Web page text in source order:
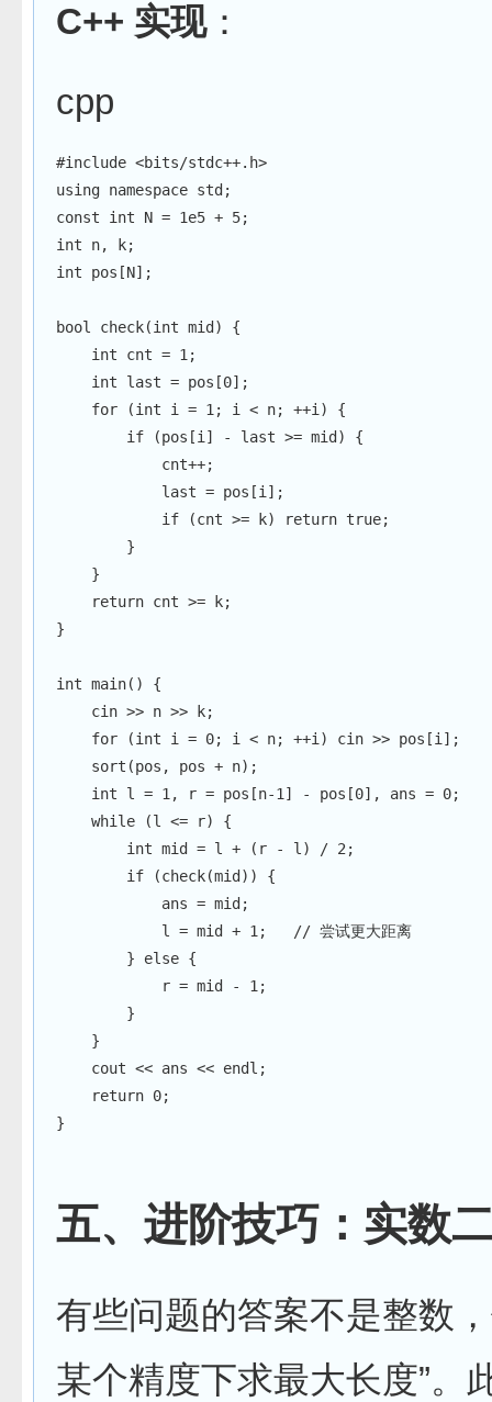
C++ 实现：
cpp
#include <bits/stdc++.h>
using namespace std ;
const
int N = 1e5 + 5;
int n, k;
int pos [N] ;
bool check(int mid )
{
int cnt = 1;
int last = pos [0] ;
for
(int i = 1; i < n; ++i)
{
if
(pos [i] - last >= mid )
{
            cnt
++;
            last
= pos [i] ;
if
(cnt >= k) return true;
}
}
return cnt >= k;
}
int main( )
{
    cin
>> n >> k;
for
(int i = 0; i < n; ++i) cin >> pos [i] ;
sort (pos , pos + n) ;
int l = 1, r = pos [n-1] - pos [0] , ans = 0;
while
(l <= r)
{
int mid = l + ( r - l) / 2;
if
(check(mid ) )
{
            ans
= mid ;
            l
= mid + 1;
// 尝试更大距离
}
else {
            r
= mid - 1;
}
}
    cout
<< ans << endl ;
return 0;
}
五、进阶技巧：实数
有些问题的答案不是整数
某个精度下求最大长度”。